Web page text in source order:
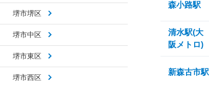
堺市堺区
堺市中区
堺市東区
堺市西区
森小路駅
清水駅(大
阪メトロ)
新森古市駅